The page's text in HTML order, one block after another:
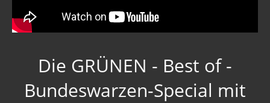
Die GRÜNEN - Best of -
Bundeswarzen-Special mit